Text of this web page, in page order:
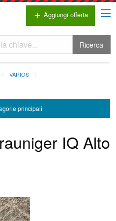
add Aggiungi offerta
Ricerca
VARIOS
principali
IQ Alto